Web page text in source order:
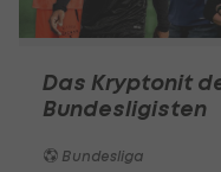
Das Kryptonit
Bundesligisten
Bundesliga